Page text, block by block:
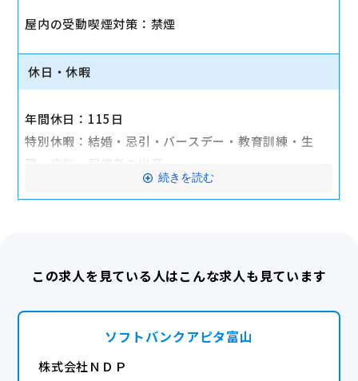
・定期健診（1回/年）
・機種購入優待制度
・制服貸与
・結婚祝金
・出産復職支援
屋内の受動喫煙対策：禁煙
休日・休暇
年間休日：115日
特別休暇：結婚・忌引・バースデー・教育訓練・生
理・病気・配偶者の出産
年次有給休暇、産前産後休暇、育児・介護休暇
続きを読む
この求人を見ている人はこんな求人も見ています
ソフトバンクアピタ富山
株式会社ＮＤＰ